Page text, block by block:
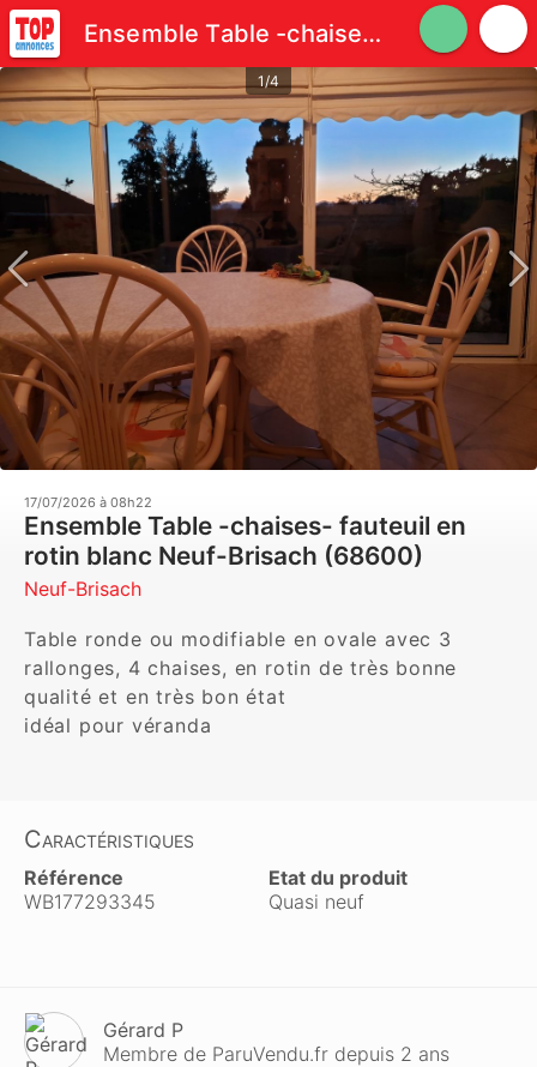
Ensemble Table -chaises- fauteuil en rotin blanc
1/4
17/07/2026 à 08h22
Ensemble Table -chaises- fauteuil en
rotin blanc Neuf-Brisach (68600)
Neuf-Brisach
Table ronde ou modifiable en ovale avec 3
rallonges, 4 chaises, en rotin de très bonne
qualité et en très bon état
Caractéristiques
Référence
WB177293345
Etat du produit
Quasi neuf
Gérard P
Membre de ParuVendu.fr depuis 2 ans